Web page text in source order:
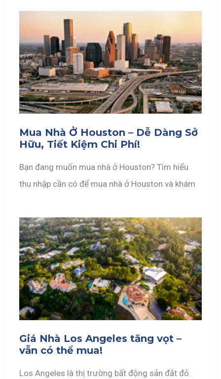
Mua Nhà Ở Houston – Dễ Dàng Sở
Hữu, Tiết Kiệm Chi Phí!
Bạn đang muốn mua nhà ở Houston? Tìm hiểu
thu nhập cần có để mua nhà ở Houston và khám
Giá Nhà Los Angeles tăng vọt –
vẫn có thể mua!
Los Angeles là thị trường bất động sản đắt đỏ.